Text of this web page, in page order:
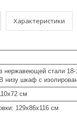
Характеристики
нержавеющей стали
низу шкаф с
см
129x86x116 см